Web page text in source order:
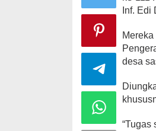
Inf.
desa